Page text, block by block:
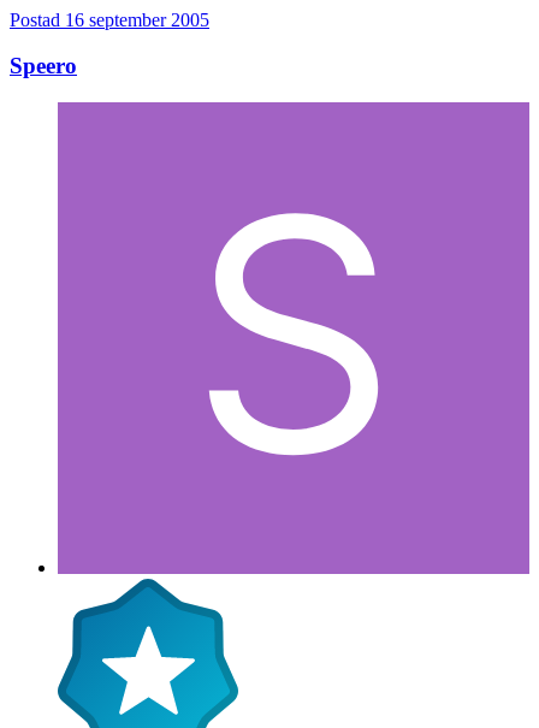
Postad 16 september 2005
Speero